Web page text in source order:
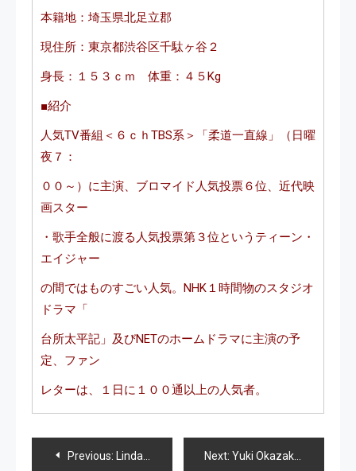
本籍地：埼玉県北足立郡
現住所：東京都渋谷区千駄ヶ谷２
身長：１５３ｃｍ 体重：４５Kg
■紹介
人気TV番組＜６ｃｈTBS系＞「柔道一直線」（日曜
夜７：
００～）に主演、ブロマイド人気投票６位、近代映
画スター
・歌手全般に渡る人気投票第３位というティーン・
エイジャー
の間ではものすごい人気。NHK１時間物のスタジオ
ドラマ「
台所太平記」及びNETのホームドラマに主演の予
定、ファン
レターは、１日に１００通以上の人気者。
Navegación
Previous: Linda Yamamoto Next: Yuki Okazaki 岡崎友紀